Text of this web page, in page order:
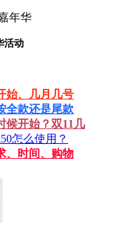
活动
始、几月几号
全款还是尾款
候开始？双11几
怎么使用？
、时间、购物